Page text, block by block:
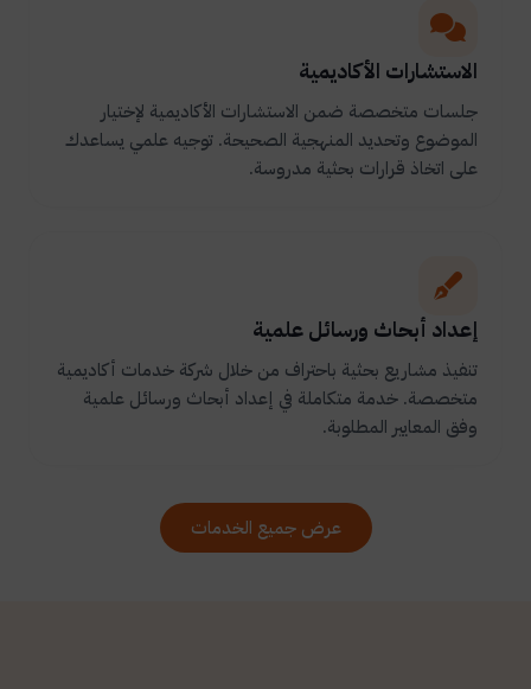
الاستشارات الأكاديمية
جلسات متخصصة ضمن الاستشارات الأكاديمية لإختيار
الموضوع وتحديد المنهجية الصحيحة. توجيه علمي يساعدك
على اتخاذ قرارات بحثية مدروسة.
إعداد أبحاث ورسائل علمية
تنفيذ مشاريع بحثية باحتراف من خلال شركة خدمات أكاديمية
متخصصة. خدمة متكاملة في إعداد أبحاث ورسائل علمية
وفق المعايير المطلوبة.
عرض جميع الخدمات